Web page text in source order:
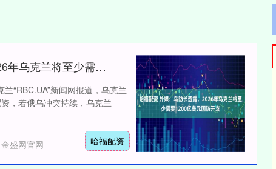
哈福配资 外媒：乌防长透露，2026年乌克兰将至少需要1200亿美元国防开支
“RBC.UA”新闻网报道，乌克兰
，若俄乌冲突持续，乌克兰
哈福配资
盛网官网